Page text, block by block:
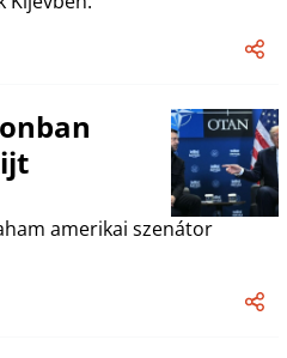
amerikai szenátor